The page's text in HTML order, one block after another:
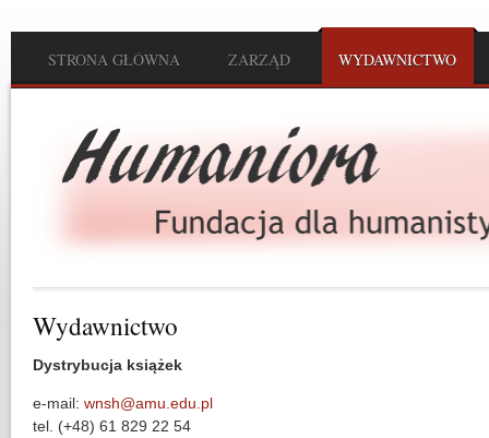
Main menu
STRONA GŁÓWNA ZARZĄD WYDAWNICTWO
Wydawnictwo
Dystrybucja książek
e-mail: wnsh@amu.edu.pl
tel. (+48) 61 829 22 54